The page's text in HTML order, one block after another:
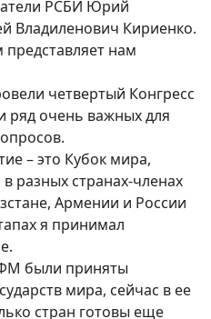
РСБИ Юрий
Владиленович Кириенко.
нам
четвертый Конгресс
очень важных для
– это Кубок мира,
разных странах-членах
Армении и России
я принимал
были приняты
мира, сейчас в ее
стран готовы еще